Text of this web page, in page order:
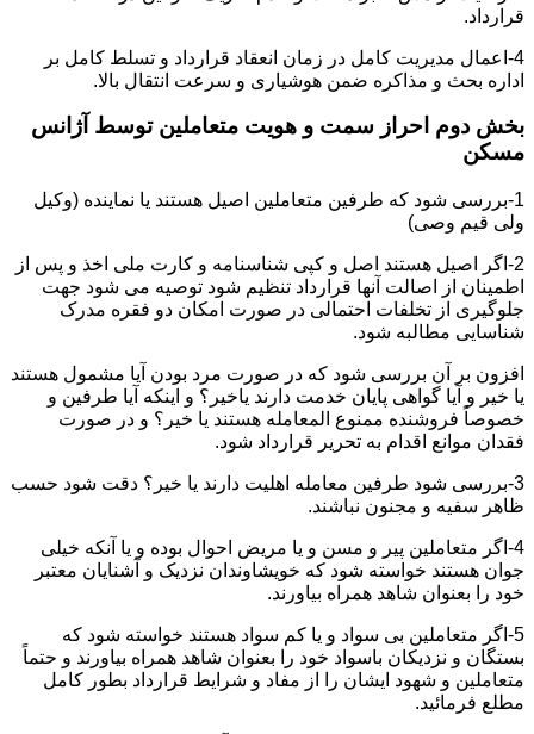
قرارداد.
4-اعمال مدیریت کامل در زمان انعقاد قرارداد و تسلط کامل بر
اداره بحث و مذاکره ضمن هوشیاری و سرعت انتقال بالا.
بخش دوم احراز سمت و هویت متعاملین توسط آژانس
مسکن
1-بررسی شود که طرفین متعاملین اصیل هستند یا نماینده (وکیل
ولی قیم وصی)
2-اگر اصیل هستند اصل و کپی شناسنامه و کارت ملی اخذ و پس از
اطمینان از اصالت آنها قرارداد تنظیم شود توصیه می شود جهت
جلوگیری از تخلفات احتمالی در صورت امکان دو فقره مدرک
شناسایی مطالبه شود.
افزون بر آن بررسی شود که در صورت مرد بودن آیا مشمول هستند
یا خیر و آیا گواهی پایان خدمت دارند یاخیر؟ و اینکه آیا طرفین و
خصوصاً فروشنده ممنوع المعامله هستند یا خیر؟ و در صورت
فقدان موانع اقدام به تحریر قرارداد شود.
3-بررسی شود طرفین معامله اهلیت دارند یا خیر؟ دقت شود حسب
ظاهر سفیه و مجنون نباشند.
4-اگر متعاملین پیر و مسن و یا مریض احوال بوده و یا آنکه خیلی
جوان هستند خواسته شود که خویشاوندان نزدیک و آشنایان معتبر
خود را بعنوان شاهد همراه بیاورند.
5-اگر متعاملین بی سواد و یا کم سواد هستند خواسته شود که
بستگان و نزدیکان باسواد خود را بعنوان شاهد همراه بیاورند و حتماً
متعاملین و شهود ایشان را از مفاد و شرایط قرارداد بطور کامل
مطلع فرمائید.